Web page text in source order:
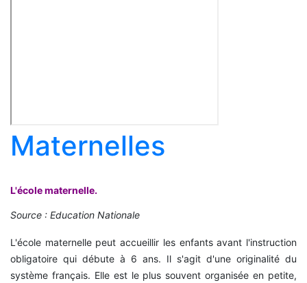
Maternelles
L'école maternelle.
Source : Education Nationale
L'école maternelle peut accueillir les enfants avant l'instruction
obligatoire qui débute à 6 ans. Il s'agit d'une originalité du
système français. Elle est le plus souvent organisée en petite,